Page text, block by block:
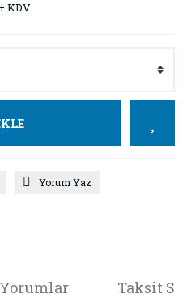
KDV
Yorum Yaz
Yorumlar Taksit